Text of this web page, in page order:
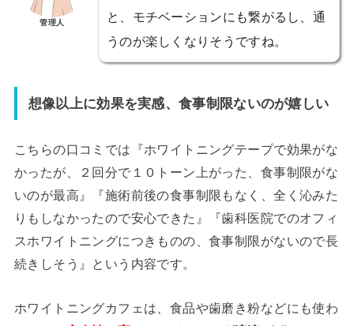
管理人
と、モチベーションにも繋がるし、通
うのが楽しくなりそうですね。
想像以上に効果を実感、食事制限ないのが嬉しい
こちらの口コミでは『ホワイトニングテープで効果がな
かったが、２回分で１０トーン上がった、食事制限がな
いのが最高』『施術前後の食事制限もなく、全く沁みた
りもしなかったので安心できた』『歯科医院でのオフィ
スホワイトニングにつきものの、食事制限がないので長
続きしそう』という内容です。
ホワイトニングカフェは、食品や歯磨き粉などにも使わ